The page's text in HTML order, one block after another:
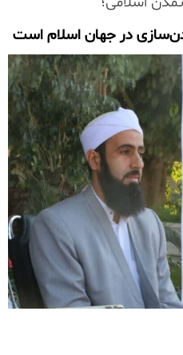
در جهان اسلام است